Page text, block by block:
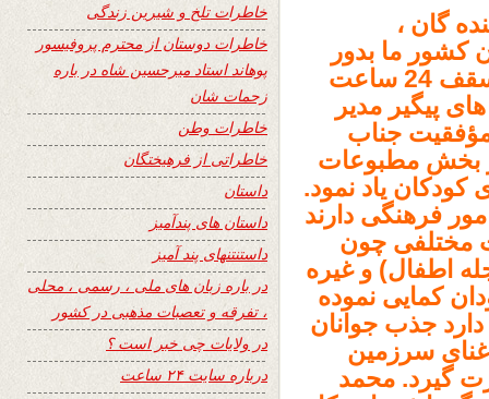
گان ،
کشور ما بدور
میز گرد ۲۴ ساعت و یا بعباره ای در زیر سقف 24 ساعت
پیگیر مدیر
مؤفقیت جناب
بخش مطبوعات
یاد نمود.
فرهنگی دارند
مختلفی چون
اطفال) و غیره
کمایی نموده
های که ۲۴ساعت دارد جذب جوانان
غنای سرزمین
گیرد. محمد
خاطرات تلخ و شیرین زندگی
خاطرات دوستان از محترم پروفیسور
پوهاند استاد میرحسین شاه در باره
زحمات شان
خاطرات وطن
خاطراتی از فرهیختگان
داستان
داستان های پندآمیز
داستنتنهای پند آمیز
در باره زبان های ملی ، رسمی ، محلی
، تفرقه و تعصبات مذهبی در کشور
در ولایات چی خبر است ؟
درباره سایت ۲۴ ساعت